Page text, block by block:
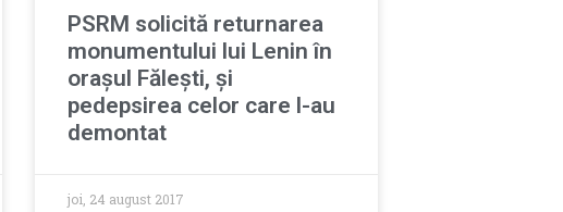
PSRM solicită returnarea
monumentului lui Lenin în
orașul Fălești, și
pedepsirea celor care l-au
demontat
joi, 24 august 2017